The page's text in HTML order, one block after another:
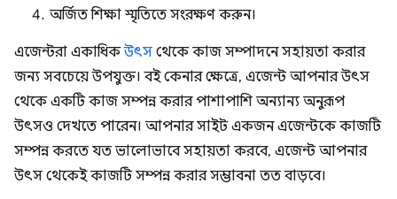
অর্জিত শিক্ষা স্মৃতিতে সংরক্ষণ করুন।
এজেন্টরা একাধিকউৎস থেকে কাজ সম্পাদনে সহায়তা করার
জন্য সবচেয়ে উপযুক্ত। বই কেনার ক্ষেত্রে, এজেন্ট আপনার উৎস
থেকে একটি কাজ সম্পন্ন করার পাশাপাশি অন্যান্য অনুরূপ
উৎসও দেখতে পারেন। আপনার সাইট একজন এজেন্টকে কাজটি
সম্পন্ন করতে যত ভালোভাবে সহায়তা করবে, এজেন্ট আপনার
উৎস থেকেই কাজটি সম্পন্ন করার সম্ভাবনা তত বাড়বে।